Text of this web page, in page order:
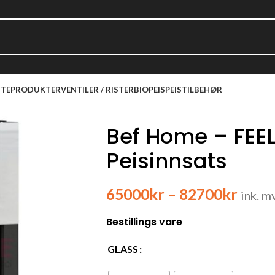
VENTILER / RISTERBIOPEISPEISTILBEHØR
Bef Home –
Peisinnsats
65000kr – 82700kr ink.
Bestillings vare
GLASS